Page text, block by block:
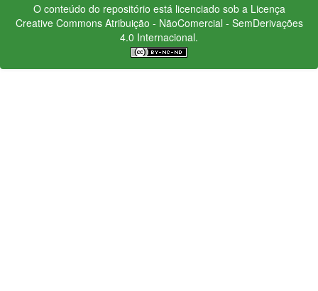
O conteúdo do repositório está licenciado sob a Licença
Creative CommonsAtribuição - NãoComercial - SemDerivações
4.0 Internacional.